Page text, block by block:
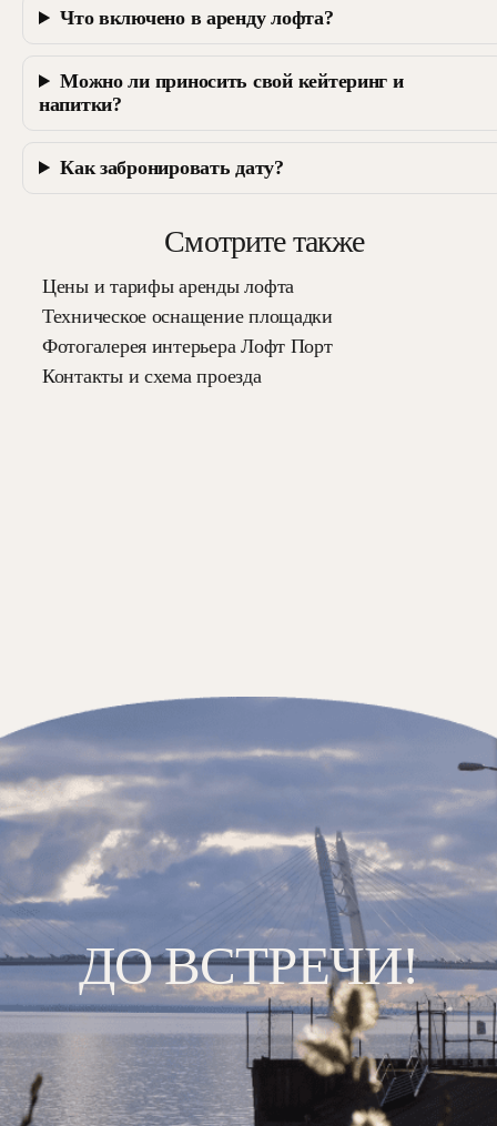
Что включено в аренду лофта?
Можно ли приносить свой кейтеринг и
напитки?
Как забронировать дату?
Смотрите также
Цены и тарифы аренды лофта
Техническое оснащение площадки
Фотогалерея интерьера Лофт Порт
Контакты и схема проезда
ДО ВСТРЕЧИ!